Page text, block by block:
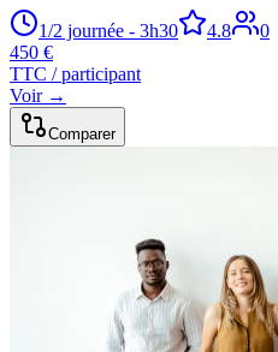
1/2 journée - 3h30 4.8
0
450 €
TTC / participant
Voir →
Comparer